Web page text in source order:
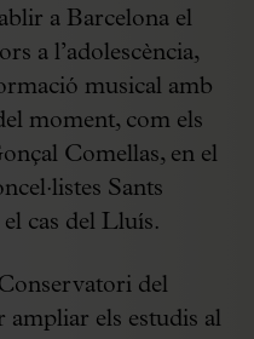
a Barcelona el
a l’adolescència,
musical amb
moment, com els
Comellas, en el
Sants
cas del Lluís.
del
els estudis al